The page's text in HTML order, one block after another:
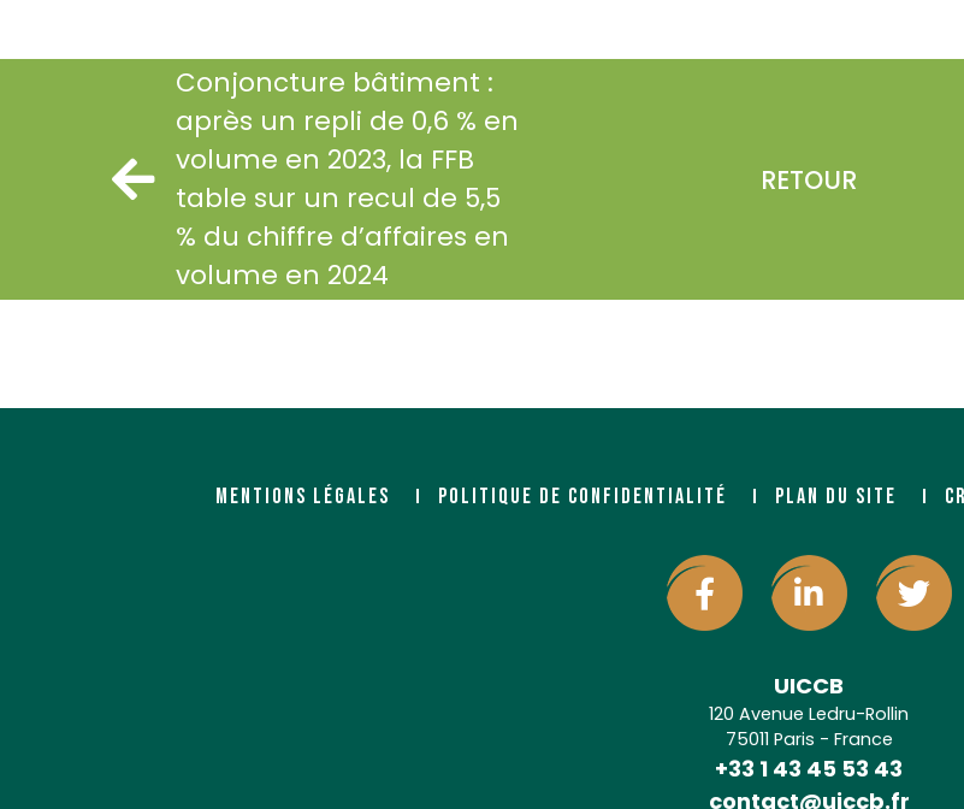
Conjoncture bâtiment :
après un repli de 0,6 % en
volume en 2023, la FFB
table sur un recul de 5,5
% du chiffre d’affaires en
volume en 2024
RETOUR
MENTIONS LÉGALES POLITIQUE DE CONFIDENTIALITÉ PLAN DU SITE
UICCB
120 Avenue Ledru-Rollin
75011 Paris - France
+33 1 43 45 53 43
contact@uiccb.fr